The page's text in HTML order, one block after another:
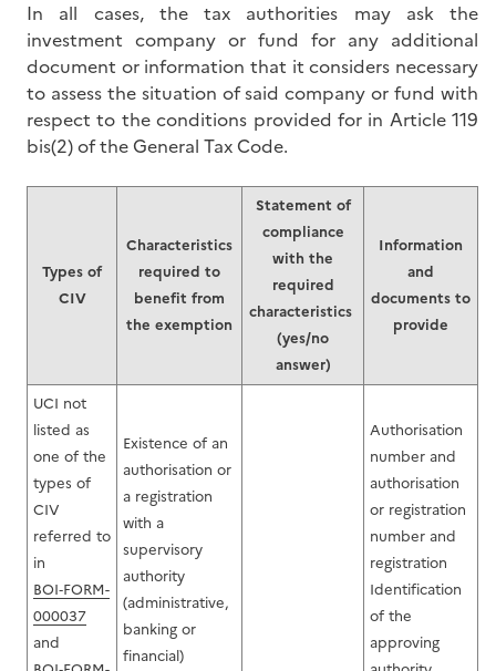
In all cases, the tax authorities may ask the
investment company or fund for any additional
document or information that it considers necessary
to assess the situation of said company or fund with
respect to the conditions provided for in Article 119
bis(2) of the General Tax Code.
Types of
CIV
Characteristics
required to
benefit from
the exemption
Statement of
compliance
with the
required
characteristics
(yes/no
answer)
Information
and
documents to
provide
UCI not
listed as
one of the
types of
CIV
referred to
in
BOI‑FORM-
000037
and
Existence of an
authorisation or
a registration
with a
supervisory
authority
(administrative,
banking or
financial)
Authorisation
number and
authorisation
or registration
number and
registration
Identification
of the
approving